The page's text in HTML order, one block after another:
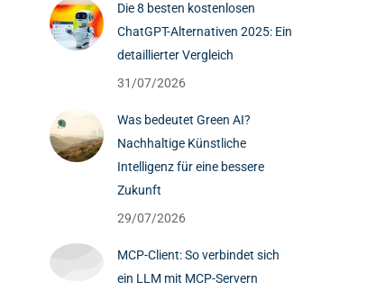
Die 8 besten kostenlosen
ChatGPT-Alternativen 2025: Ein
detaillierter Vergleich
31/07/2026
Was bedeutet Green AI?
Nachhaltige Künstliche
Intelligenz für eine bessere
Zukunft
29/07/2026
MCP-Client: So verbindet sich
ein LLM mit MCP-Servern